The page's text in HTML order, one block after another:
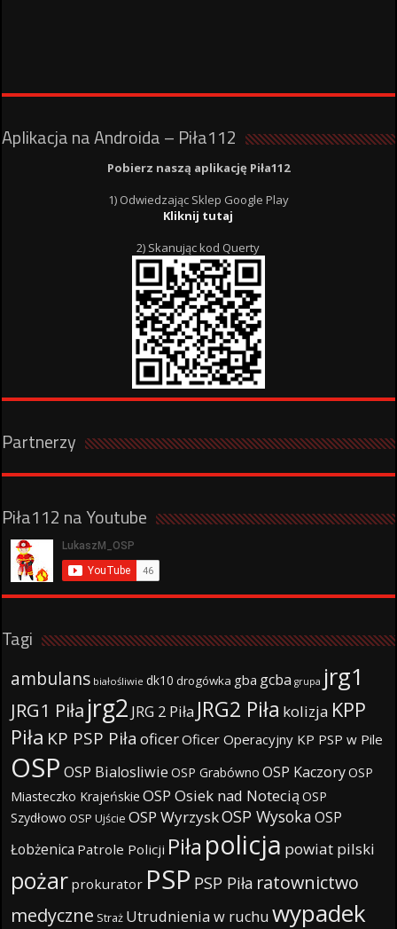
Aplikacja na Androida – Piła112
Pobierz naszą aplikację Piła112
1) Odwiedzając Sklep Google Play
Kliknij tutaj
2) Skanując kod Querty
Partnerzy
Piła112 na Youtube
Tagi
ambulans białośliwie dk10 drogówka gba gcba grupa jrg1
JRG1 Piła jrg2 JRG 2 Piła JRG2 Piła kolizja KPP
Piła KP PSP Piła oficerOficer Operacyjny KP PSP w Pile
OSP OSP Bialosliwie OSP Grabówno OSP KaczoryOSP
Miasteczko Krajeńskie OSP Osiek nad Notecią OSP
Szydłowo OSP Ujście OSP WyrzyskOSP WysokaOSP
Łobżenica Patrole Policji Piła policja powiat pilski
pożar prokurator PSP PSP Piła ratownictwo
medyczne Straż Utrudnienia w ruchu wypadek